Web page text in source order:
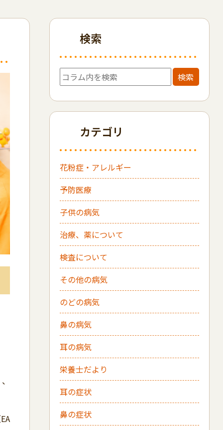
検索
検索
カテゴリ
花粉症・アレルギー
予防医療
子供の病気
治療、薬について
検査について
その他の病気
のどの病気
鼻の病気
耳の病気
栄養士だより
耳の症状
鼻の症状